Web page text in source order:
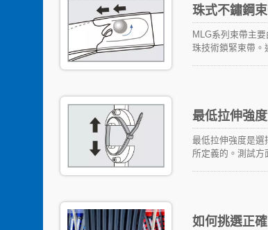
珠式不鏽鋼
MLG系列束帶主
珠技術鎖緊束帶。
最低拉伸強
最低拉伸強度是選
所定義的。測試方
如何挑選正